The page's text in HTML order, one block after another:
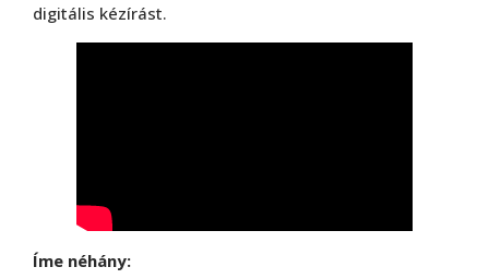
digitális kézírást.
Íme néhány: